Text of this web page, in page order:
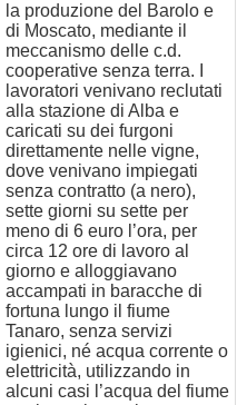
la produzione del Barolo e
di Moscato, mediante il
meccanismo delle c.d.
cooperative senza terra. I
lavoratori venivano reclutati
alla stazione di Alba e
caricati su dei furgoni
direttamente nelle vigne,
dove venivano impiegati
senza contratto (a nero),
sette giorni su sette per
meno di 6 euro l’ora, per
circa 12 ore di lavoro al
giorno e alloggiavano
accampati in baracche di
fortuna lungo il fiume
Tanaro, senza servizi
igienici, né acqua corrente o
elettricità, utilizzando in
alcuni casi l’acqua del fiume